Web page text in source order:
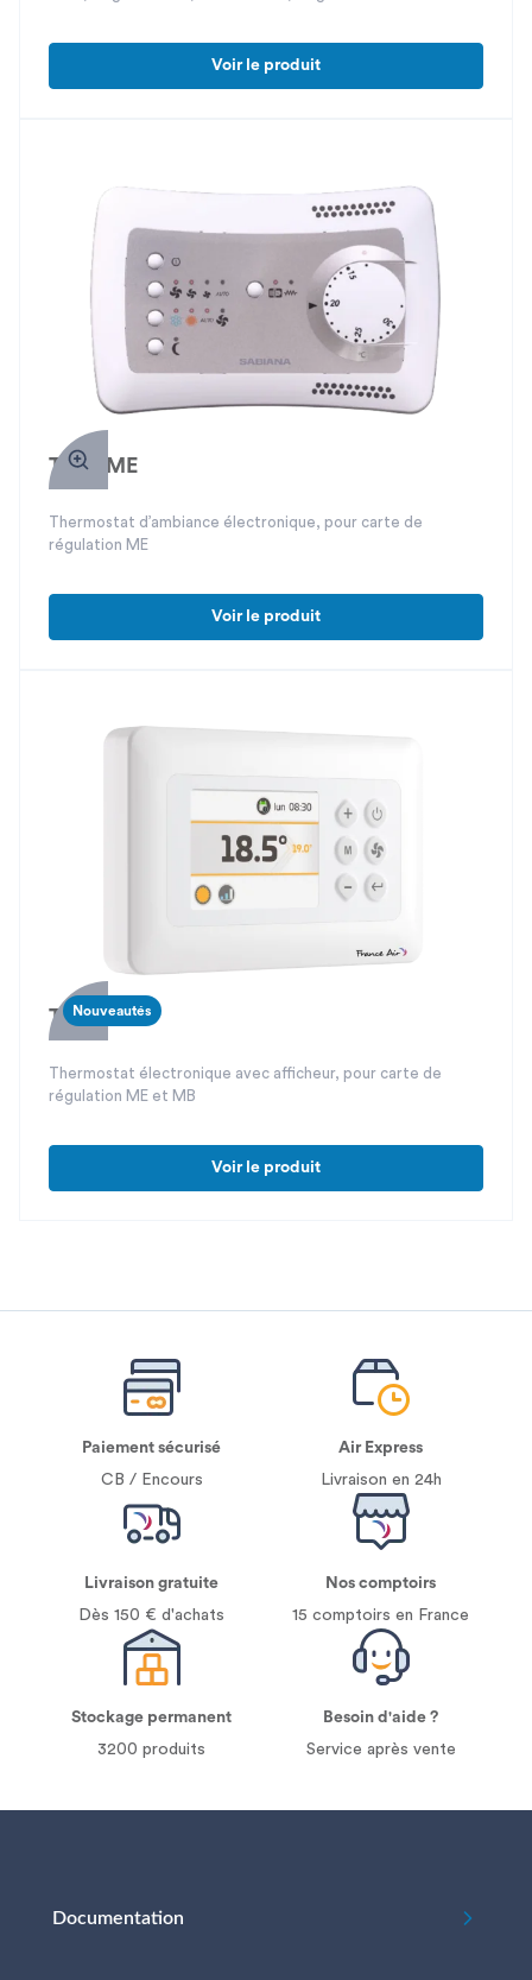
Voir le produit
THM-ME
Thermostat d’ambiance électronique, pour carte de
régulation ME
Voir le produit
Nouveautés
THM-MB2
Thermostat électronique avec afficheur, pour carte de
régulation ME et MB
Voir le produit
Paiement sécurisé
CB / Encours
Air Express
Livraison en 24h
Livraison gratuite
Dès 150 € d'achats
Nos comptoirs
15 comptoirs en France
Stockage permanent
3200 produits
Besoin d'aide ?
Service après vente
Documentation